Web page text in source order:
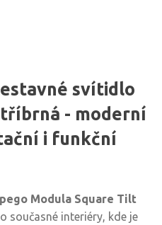
svítidlo
- moderní
i funkční
Modula Square Tilt
současné interiéry, kde je